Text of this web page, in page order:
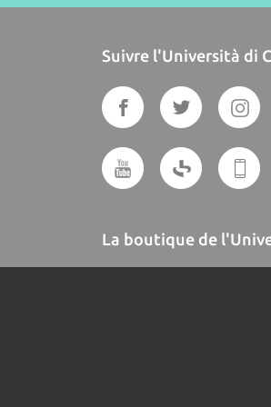
Suivre l'Università di
La boutique de